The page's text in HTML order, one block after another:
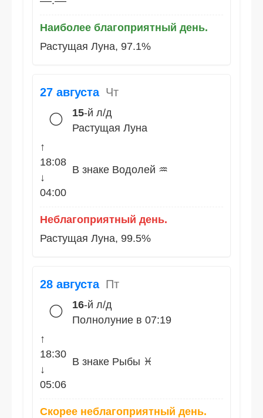
Наиболее благоприятный день.
Растущая Луна, 97.1%
27 августа Чт
🌕 15-й л/д
Растущая Луна
↑
18:08
↓
04:00
В знаке Водолей ♒
Неблагоприятный день.
Растущая Луна, 99.5%
28 августа Пт
🌕 16-й л/д
Полнолуние в 07:19
↑
18:30
↓
05:06
В знаке Рыбы ♓
Скорее неблагоприятный день.